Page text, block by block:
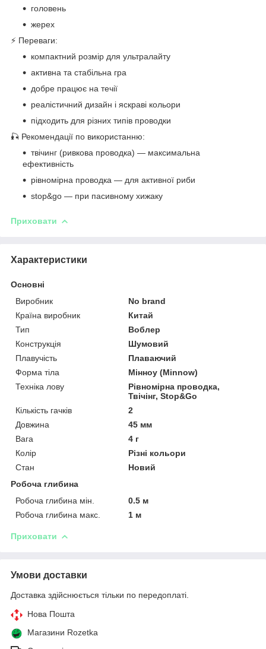
головень
жерех
⚡ Переваги:
компактний розмір для ультралайту
активна та стабільна гра
добре працює на течії
реалістичний дизайн і яскраві кольори
підходить для різних типів проводки
🎣 Рекомендації по використанню:
твічинг (ривкова проводка) — максимальна
ефективність
рівномірна проводка — для активної риби
stop&go — при пасивному хижаку
Приховати
Характеристики
Основні
Виробник
No brand
Країна виробник
Китай
Тип
Воблер
Конструкція
Шумовий
Плавучість
Плаваючий
Форма тіла
Мінноу (Minnow)
Техніка лову
Рівномірна проводка,
Твічінг, Stop&Go
Кількість гачків
2
Довжина
45 мм
Вага
4 г
Колір
Різні кольори
Стан
Новий
Робоча глибина
Робоча глибина мін.
0.5 м
Робоча глибина макс.
1 м
Приховати
Умови доставки
Доставка здійснюється тільки по передоплаті.
Нова Пошта
Магазини Rozetka